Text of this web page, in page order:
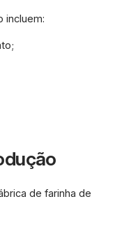
incluem:
de farinha de